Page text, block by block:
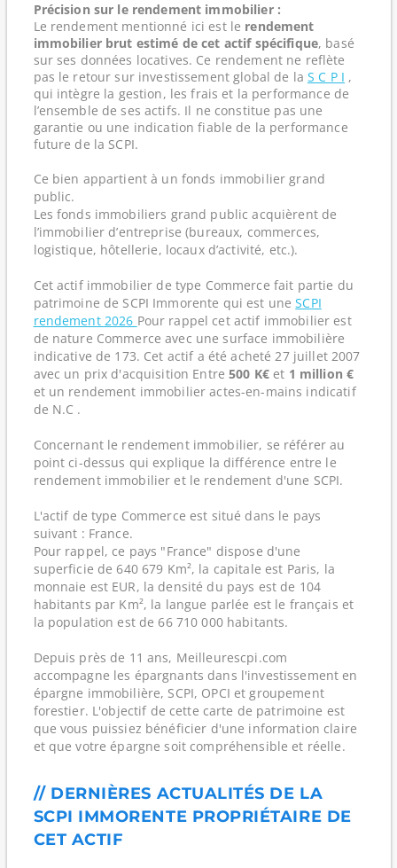
Précision sur le rendement immobilier :
Le rendement mentionné ici est le rendement
immobilier brut estimé de cet actif spécifique, basé
sur ses données locatives. Ce rendement ne reflète
pas le retour sur investissement global de la S C P I ,
qui intègre la gestion, les frais et la performance de
l’ensemble de ses actifs. Il ne constitue pas une
garantie ou une indication fiable de la performance
future de la SCPI.
Ce bien appartient à un fonds immobilier grand
public.
Les fonds immobiliers grand public acquièrent de
l’immobilier d’entreprise (bureaux, commerces,
logistique, hôtellerie, locaux d’activité, etc.).
Cet actif immobilier de type Commerce fait partie du
patrimoine de SCPI Immorente qui est uneSCPI
rendement 2026 Pour rappel cet actif immobilier est
de nature Commerce avec une surface immobilière
indicative de 173. Cet actif a été acheté 27 juillet 2007
avec un prix d'acquisition Entre500 K€et 1 million €
et un rendement immobilier actes-en-mains indicatif
de N.C .
Concernant le rendement immobilier, se référer au
point ci-dessus qui explique la différence entre le
rendement immobilier et le rendement d'une SCPI.
L'actif de type Commerce est situé dans le pays
suivant : France.
Pour rappel, ce pays "France" dispose d'une
superficie de 640 679 Km², la capitale est Paris, la
monnaie est EUR, la densité du pays est de 104
habitants par Km², la langue parlée est le français et
la population est de 66 710 000 habitants.
Depuis près de 11 ans, Meilleurescpi.com
accompagne les épargnants dans l'investissement en
épargne immobilière, SCPI, OPCI et groupement
forestier. L'objectif de cette carte de patrimoine est
que vous puissiez bénéficier d'une information claire
et que votre épargne soit compréhensible et réelle.
// DERNIÈRES ACTUALITÉS DE LA
SCPI IMMORENTE PROPRIÉTAIRE DE
CET ACTIF